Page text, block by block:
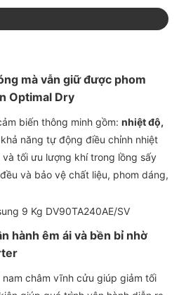
mà vẫn giữ được phom
Optimal Dry
biến thông minh gồm: nhiệt độ,
năng tự động điều chỉnh nhiệt
tối ưu lượng khí trong lồng sấy
và bảo vệ chất liệu, phom dáng,
hành êm ái và bền bỉ nhờ
châm vĩnh cửu giúp giảm tối